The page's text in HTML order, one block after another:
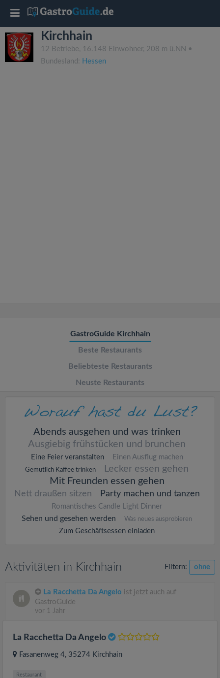
Kirchhain
12 Betriebe, 16.148 Einwohner, 208 m ü.NN •
Bundesland: Hessen
GastroGuide Kirchhain
Beste Restaurants
Beliebteste Restaurants
Neuste Restaurants
Abends ausgehen und was trinken
Ausgiebig frühstücken und brunchen
Eine Feier veranstalten Einen Ausflug machen
Gemütlich Kaffee trinken
Lecker essen gehen
Mit Freunden essen gehen
Nett draußen sitzen Party machen und tanzen
Romantisches Candle Light Dinner
Sehen und gesehen werden Was neues ausprobieren
Zum Geschäftsessen einladen
Aktivitäten in Kirchhain Filtern: ohne
La Racchetta Da Angelo ist jetzt auch auf
GastroGuide
vor 1 Jahr
La Racchetta Da Angelo
Fasanenweg 4, 35274 Kirchhain
Restaurant
T
o
g